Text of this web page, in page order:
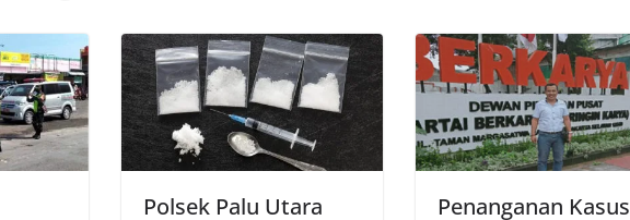
Polsek Palu Utara
Penanganan Kasus